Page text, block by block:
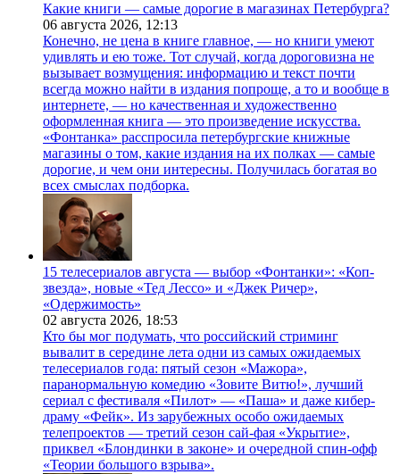
Какие книги — самые дорогие в магазинах Петербурга?
06 августа 2026, 12:13
Конечно, не цена в книге главное, — но книги умеют
удивлять и ею тоже. Тот случай, когда дороговизна не
вызывает возмущения: информацию и текст почти
всегда можно найти в издания попроще, а то и вообще в
интернете, — но качественная и художественно
оформленная книга — это произведение искусства.
«Фонтанка» расспросила петербургские книжные
магазины о том, какие издания на их полках — самые
дорогие, и чем они интересны. Получилась богатая во
всех смыслах подборка.
15 телесериалов августа — выбор «Фонтанки»: «Коп-
звезда», новые «Тед Лессо» и «Джек Ричер»,
«Одержимость»
02 августа 2026, 18:53
Кто бы мог подумать, что российский стриминг
вывалит в середине лета одни из самых ожидаемых
телесериалов года: пятый сезон «Мажора»,
паранормальную комедию «Зовите Витю!», лучший
сериал с фестиваля «Пилот» — «Паша» и даже кибер-
драму «Фейк». Из зарубежных особо ожидаемых
телепроектов — третий сезон сай-фая «Укрытие»,
приквел «Блондинки в законе» и очередной спин-офф
«Теории большого взрыва».